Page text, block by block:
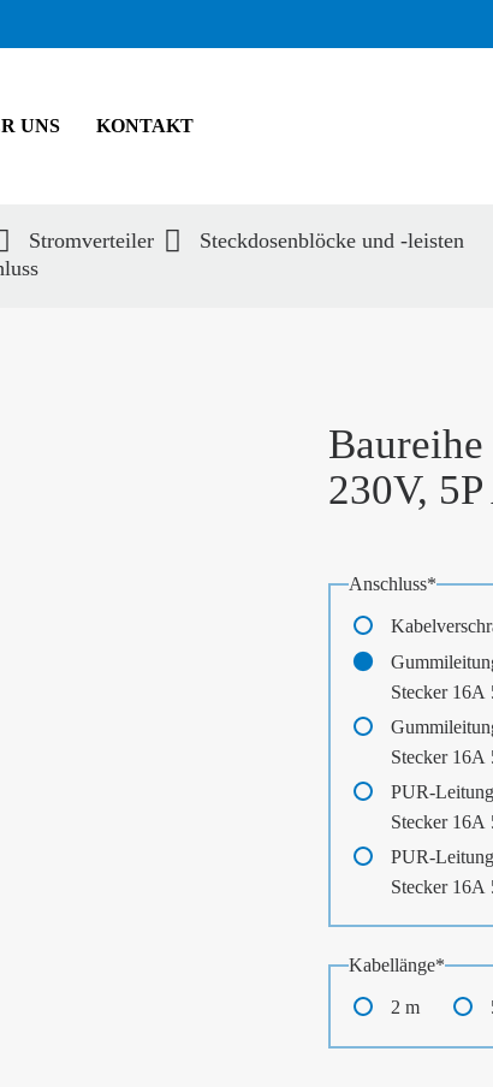
UNS KONTAKT
Stromverteiler
Steckdosenblöcke und -leisten
230V,
Pflichtfeld
Anschluss*
Stecker 16A
Stecker 16A
PUR-
Stecker 16A
PUR-
Stecker 16A
Pflichtfeld
Kabellänge*
2 m